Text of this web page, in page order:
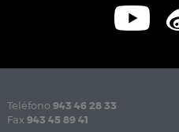
Teléfono 943 46 28 33
Fax 943 45 89 41